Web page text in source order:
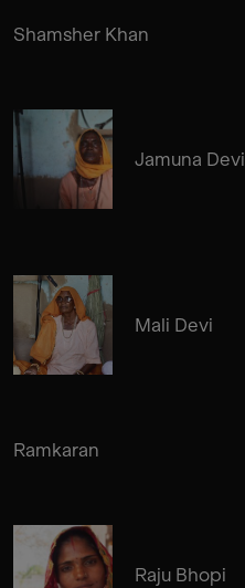
Shamsher Khan
Jamuna Devi
Mali Devi
Ramkaran
Raju Bhopi